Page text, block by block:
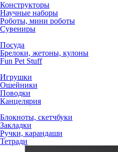
Конструкторы
Научные наборы
Роботы, мини роботы
Сувениры
Посуда
Брелоки, жетоны, кулоны
Fun Pet Stuff
Игрушки
Ошейники
Поводки
Канцелярия
Блокноты, скетчбуки
Закладки
Ручки, карандаши
Тетради